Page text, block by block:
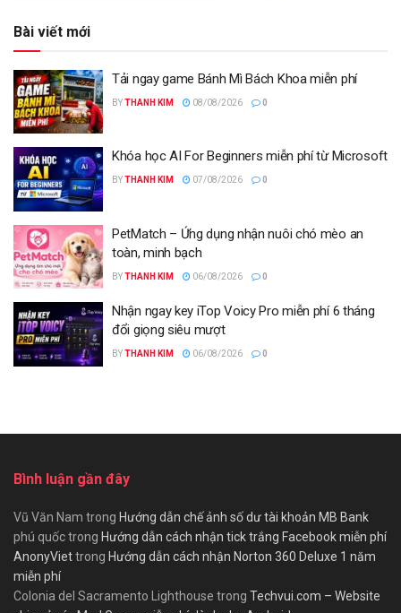
Bài viết mới
Tải ngay game Bánh Mì Bách Khoa miễn phí
BYTHANH KIM 08/08/2026 0
Khóa học AI For Beginners miễn phí từ Microsoft
BYTHANH KIM 07/08/2026 0
PetMatch – Ứng dụng nhận nuôi chó mèo an
toàn, minh bạch
BYTHANH KIM 06/08/2026 0
Nhận ngay key iTop Voicy Pro miễn phí 6 tháng
đổi giọng siêu mượt
BYTHANH KIM 06/08/2026 0
Bình luận gần đây
Vũ Văn Nam trong Hướng dẫn chế ảnh số dư tài khoản MB Bank
phú quốctrong Hướng dẫn cách nhận tick trắng Facebook miễn phí
AnonyViettrong Hướng dẫn cách nhận Norton 360 Deluxe 1 năm
miễn phí
Colonia del Sacramento Lighthouse trong Techvui.com – Website